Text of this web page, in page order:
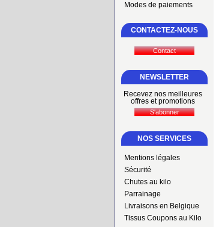
Modes de paiements
CONTACTEZ-NOUS
NEWSLETTER
Recevez nos meilleures
offres et promotions
NOS SERVICES
Mentions légales
Sécurité
Chutes au kilo
Parrainage
Livraisons en Belgique
Tissus Coupons au Kilo